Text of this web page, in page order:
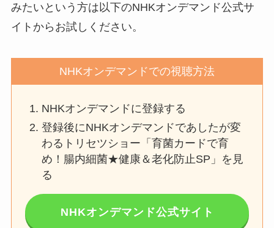
みたいという方は以下のNHKオンデマンド公式サ
イトからお試しください。
NHKオンデマンドでの視聴方法
NHKオンデマンドに登録する
登録後にNHKオンデマンドであしたが変
わるトリセツショー「育菌カードで育
め！腸内細菌★健康＆老化防止SP」を見
る
NHKオンデマンド公式サイト